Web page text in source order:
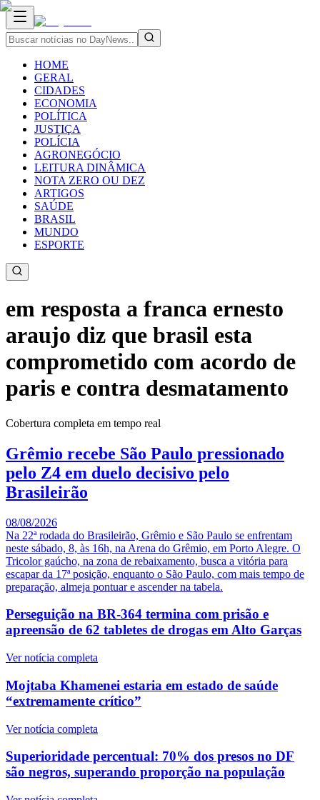
HOME
GERAL
CIDADES
ECONOMIA
POLÍTICA
JUSTIÇA
POLÍCIA
AGRONEGÓCIO
LEITURA DINÂMICA
NOTA ZERO OU DEZ
ARTIGOS
SAÚDE
BRASIL
MUNDO
ESPORTE
em resposta a franca ernesto
araujo diz que brasil esta
comprometido com acordo de
paris e contra desmatamento
Cobertura completa em tempo real
Grêmio recebe São Paulo pressionado
pelo Z4 em duelo decisivo pelo
Brasileirão
08/08/2026
Na 22ª rodada do Brasileirão, Grêmio e São Paulo se enfrentam
neste sábado, 8, às 16h, na Arena do Grêmio, em Porto Alegre. O
Tricolor gaúcho, na zona de rebaixamento, busca a vitória para
escapar da 17ª posição, enquanto o São Paulo, com mais tempo de
preparação, almeja pontuar e ascender na tabela.
Perseguição na BR-364 termina com prisão e
apreensão de 62 tabletes de drogas em Alto Garças
Ver notícia completa
Mojtaba Khamenei estaria em estado de saúde
“extremamente crítico”
Ver notícia completa
Superioridade percentual: 70% dos presos no DF
são negros, superando proporção na população